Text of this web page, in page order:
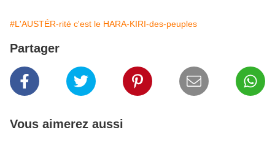
#L'AUSTÉR-rité c'est le HARA-KIRI-des-peuples
Partager
Vous aimerez aussi